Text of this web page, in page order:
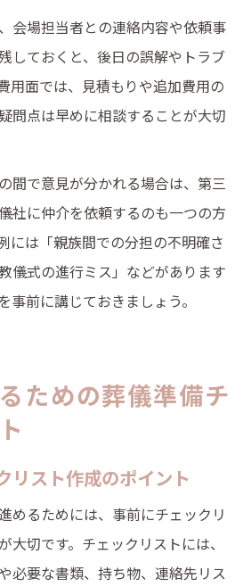
会場担当者との連絡内容や依頼事
しておくと、後日の誤解やトラブ
用面では、見積もりや追加費用の
問点は早めに相談することが大切
間で意見が分かれる場合は、第三
社に仲介を依頼するのも一つの方
には「親族間での分担の不明確さ
儀式の進行ミス」などがあります
事前に講じておきましょう。
ための葬儀準備チ
リスト作成のポイント
めるためには、事前にチェックリ
大切です。チェックリストには、
必要な書類、持ち物、連絡先リス